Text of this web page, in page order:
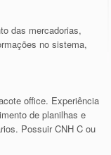
das mercadorias,
no sistema,
office. Experiência
de planilhas e
Possuir CNH C ou